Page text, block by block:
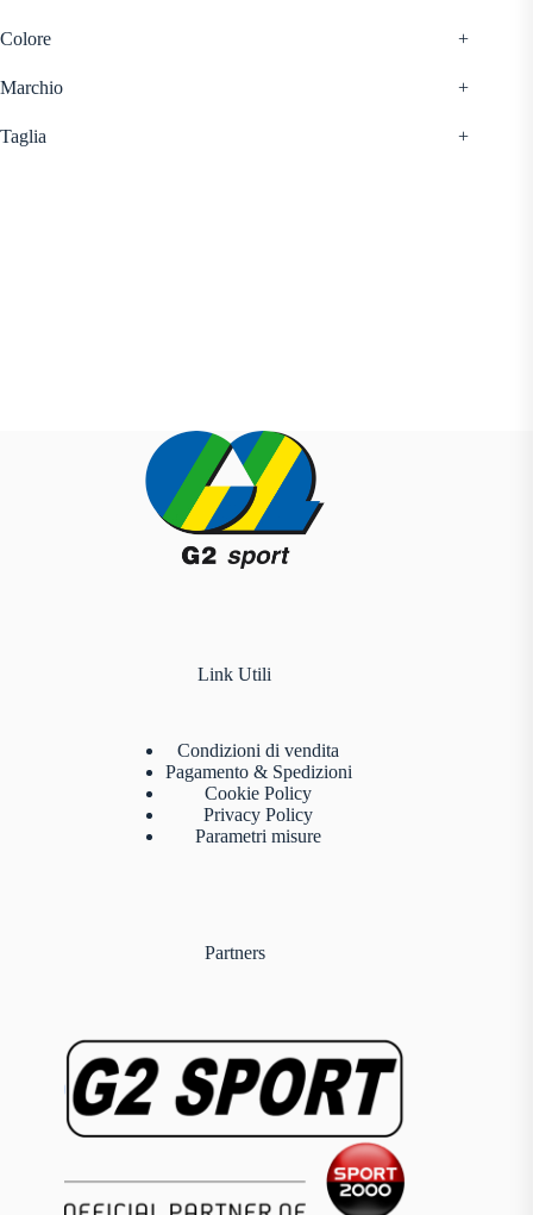
Colore +
Marchio +
Taglia +
Link Utili
Condizioni di vendita
Pagamento & Spedizioni
Cookie Policy
Privacy Policy
Parametri misure
Partners